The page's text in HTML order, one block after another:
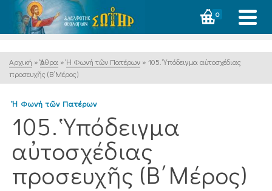
0
Αρχική » Ἄρθρα » Ἡ Φωνή τῶν Πατέρων » 105. Ὑπόδειγμα αὐτοσχέδιας
προσευχῆς (Β΄Μέρος)
Ἡ Φωνή τῶν Πατέρων
105. Ὑπόδειγμα
αὐτοσχέδιας
προσευχῆς (Β΄Μέρος)